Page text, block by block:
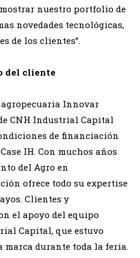
nuestro portfolio de
novedades tecnológicas,
de los clientes”.
del cliente
Innovar
CNH Industrial Capital
de financiación
IH. Con muchos años
del Agro en
ofrece todo su expertise
Clientes y
el apoyo del equipo
Capital, que estuvo
marca durante toda la feria.